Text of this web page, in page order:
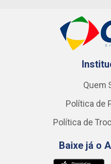
Quem
Política de
Política de
Baixe já o